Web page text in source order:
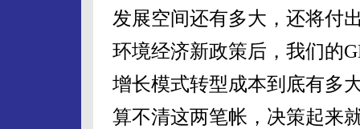
发展空间还有多大，还将付
环境经济新政策后，我们的
增长模式转型成本到底有多
算不清这两笔帐，决策起来